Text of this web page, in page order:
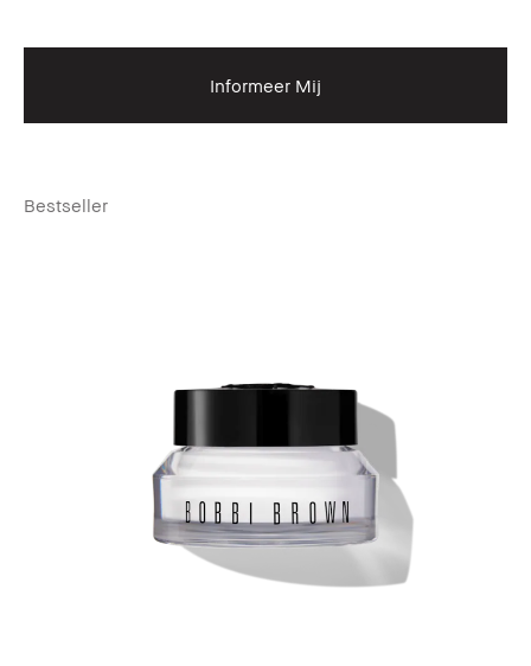
Informeer Mij
Bestseller